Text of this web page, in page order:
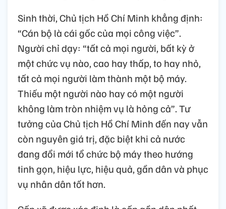
Sinh thời, Chủ tịch Hồ Chí Minh khẳng định:
“Cán bộ là cái gốc của mọi công việc”.
Người chỉ dạy: “tất cả mọi người, bất kỳ ở
một chức vụ nào, cao hay thấp, to hay nhỏ,
tất cả mọi người làm thành một bộ máy.
Thiếu một người nào hay có một người
không làm tròn nhiệm vụ là hỏng cả”. Tư
tưởng của Chủ tịch Hồ Chí Minh đến nay vẫn
còn nguyên giá trị, đặc biệt khi cả nước
đang đổi mới tổ chức bộ máy theo hướng
tinh gọn, hiệu lực, hiệu quả, gần dân và phục
vụ nhân dân tốt hơn.